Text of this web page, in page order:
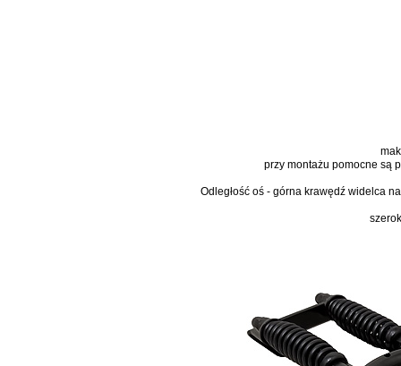
przy montażu pomocne są
Odległość oś - górna krawędź widelca